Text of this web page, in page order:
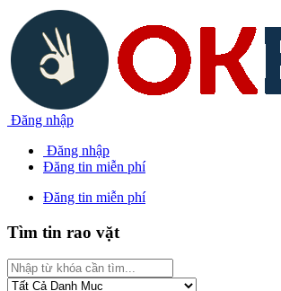
Đăng nhập
Đăng nhập
Đăng tin miễn phí
Đăng tin miễn phí
Tìm tin rao vặt